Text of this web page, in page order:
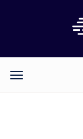
Categories